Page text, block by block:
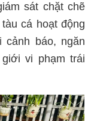
sát chặt chẽ
cá hoạt động
báo, ngăn
vi phạm trái